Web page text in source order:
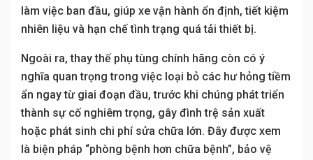
làm việc ban đầu, giúp xe vận hành ổn định, tiết kiệm
nhiên liệu và hạn chế tình trạng quá tải thiết bị.
Ngoài ra, thay thế phụ tùng chính hãng còn có ý
nghĩa quan trọng trong việc loại bỏ các hư hỏng tiềm
ẩn ngay từ giai đoạn đầu, trước khi chúng phát triển
thành sự cố nghiêm trọng, gây đình trệ sản xuất
hoặc phát sinh chi phí sửa chữa lớn. Đây được xem
là biện pháp “phòng bệnh hơn chữa bệnh”, bảo vệ